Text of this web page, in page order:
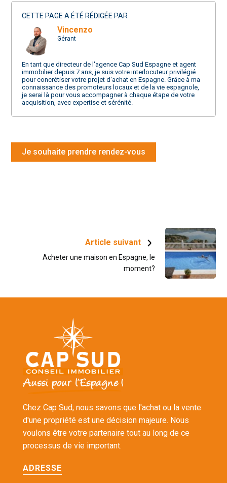
CETTE PAGE A ÉTÉ RÉDIGÉE PAR
Vincenzo
Gérant
En tant que directeur de l'agence Cap Sud Espagne et agent
immobilier depuis 7 ans, je suis votre interlocuteur privilégié
pour concrétiser votre projet d'achat en Espagne. Grâce à ma
connaissance des promoteurs locaux et de la vie espagnole,
je serai là pour vous accompagner à chaque étape de votre
acquisition, avec expertise et sérénité.
Je souhaite prendre rendez-vous
Article suivant
Acheter une maison en Espagne, le
moment?
Chez Cap Sud, nous savons que l'achat ou la vente
d'une propriété est une décision majeure. Nous
voulons être votre partenaire tout au long de ce
processus de vie important.
ADRESSE